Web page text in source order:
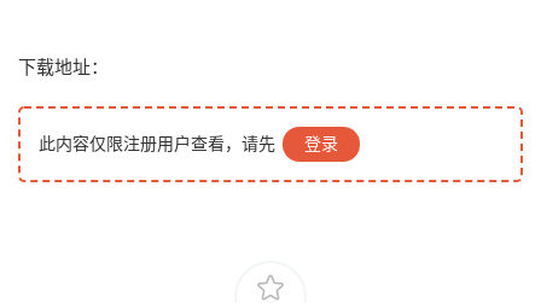
下载地址：
此内容仅限注册用户查看，请先 登录